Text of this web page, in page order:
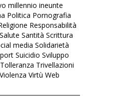
millennio ineunte
Politica Pornografia
Responsabilità
Salute Santità Scrittura
media Solidarietà
Suicidio Sviluppo
Tolleranza Trivellazioni
Violenza Virtù Web